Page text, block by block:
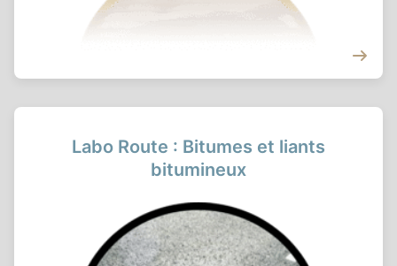
Labo Route : Bitumes et liants
bitumineux